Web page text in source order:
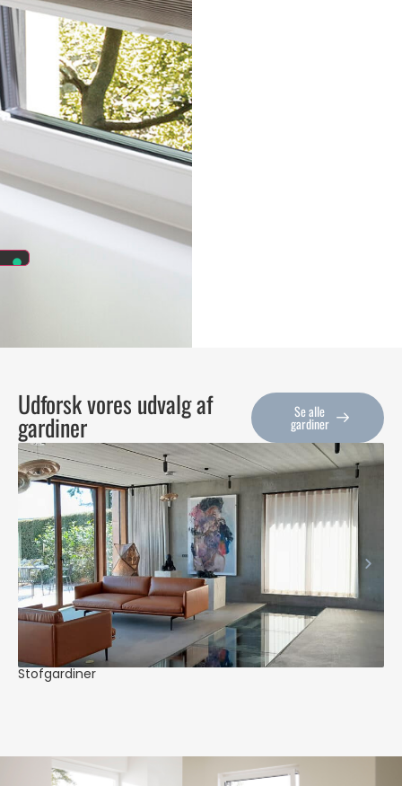
Udforsk vores udvalg af
gardiner Se alle
gardiner
Stofgardiner